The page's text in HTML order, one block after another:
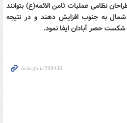
نظامی عملیات ثامن الائمه(ع) بتوانند
شمال به جنوب افزایش دهند و در نتیجه
حصر آبادان ایفا نمود.